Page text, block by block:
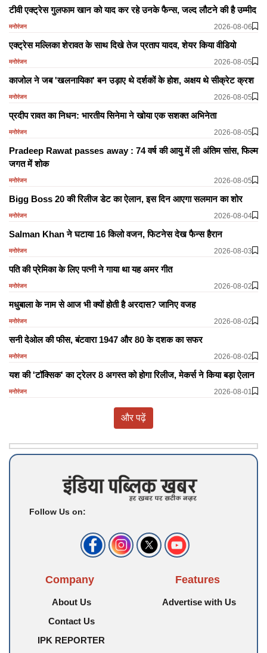
टीवी एक्ट्रेस गुलफाम खान को याद कर रहे उनके फैन्स, जल्द लौटने की है उम्मीद
मनोरंजन 2026-08-06
एक्ट्रेस मल्लिका शेरावत के साथ दिखे तेज प्रताप यादव, शेयर किया वीडियो
मनोरंजन 2026-08-05
काजोल ने जब 'खलनायिका' बन उड़ाए थे दर्शकों के होश, अक्षय थे सीक्रेट क्रश
मनोरंजन 2026-08-05
प्रदीप रावत का निधन: भारतीय सिनेमा ने खोया एक सशक्त अभिनेता
मनोरंजन 2026-08-05
Pradeep Rawat passes away : 74 वर्ष की आयु में ली अंतिम सांस, फिल्म
जगत में शोक
मनोरंजन 2026-08-05
Bigg Boss 20 की रिलीज डेट का ऐलान, इस दिन आएगा सलमान का शोर
मनोरंजन 2026-08-04
Salman Khan ने घटाया 16 किलो वजन, फिटनेस देख फैन्स हैरान
मनोरंजन 2026-08-03
पति की प्रेमिका के लिए पत्नी ने गाया था यह अमर गीत
मनोरंजन 2026-08-02
मधुबाला के नाम से आज भी क्यों होती है अरदास? जानिए वजह
मनोरंजन 2026-08-02
सनी देओल की फीस, बंटवारा 1947 और 80 के दशक का सफर
मनोरंजन 2026-08-02
यश की 'टॉक्सिक' का ट्रेलर 8 अगस्त को होगा रिलीज, मेकर्स ने किया बड़ा ऐलान
मनोरंजन 2026-08-01
और पढ़ें
Follow Us on:
Company
About Us
Contact Us
IPK REPORTER
Features
Advertise with Us